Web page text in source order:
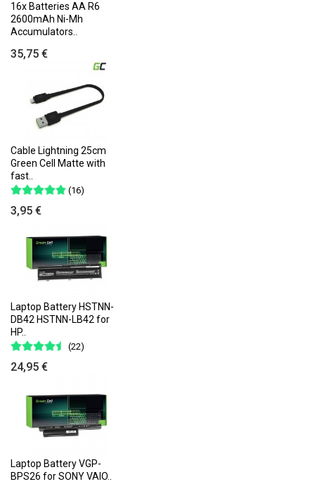
16x Batteries AA R6
2600mAh Ni-Mh
Accumulators..
35,75 €
Cable Lightning 25cm
Green Cell Matte with
fast..
(16)
3,95 €
Laptop Battery HSTNN-
DB42 HSTNN-LB42 for
HP..
(22)
24,95 €
Laptop Battery VGP-
BPS26 for SONY VAIO..